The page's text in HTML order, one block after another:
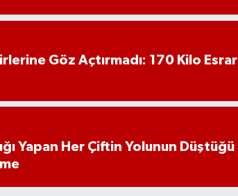
Göz Açtırmadı: 170 Kilo Esrar
Yapan Her Çiftin Yolunun Düştüğü